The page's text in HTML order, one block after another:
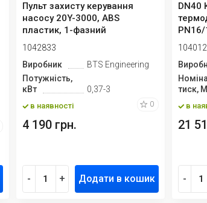
Пульт захисту керування
насосу 20Y-3000, ABS
пластик, 1-фазний
220В-240В, 0,3...
1042833
Виробник
BTS Engineering
Потужність,
кВт
0,37-3
в наявності 0
4 190 грн.
- + Додати в кошик
DN40
тиск,
в
21
-